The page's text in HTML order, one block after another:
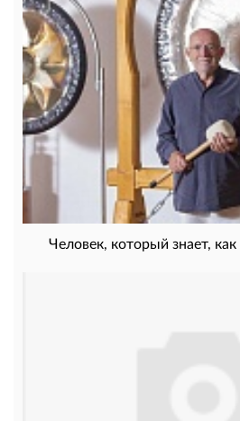
Человек, который знает, как